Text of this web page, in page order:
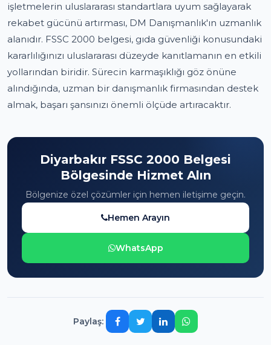
işletmelerin uluslararası standartlara uyum sağlayarak
rekabet gücünü artırması, DM Danışmanlık'ın uzmanlık
alanıdır. FSSC 2000 belgesi, gıda güvenliği konusundaki
kararlılığınızı uluslararası düzeyde kanıtlamanın en etkili
yollarından biridir. Sürecin karmaşıklığı göz önüne
alındığında, uzman bir danışmanlık firmasından destek
almak, başarı şansınızı önemli ölçüde artıracaktır.
Diyarbakır FSSC 2000 Belgesi
Bölgesinde Hizmet Alın
Bölgenize özel çözümler için hemen iletişime geçin.
Hemen Arayın
WhatsApp
Paylaş: